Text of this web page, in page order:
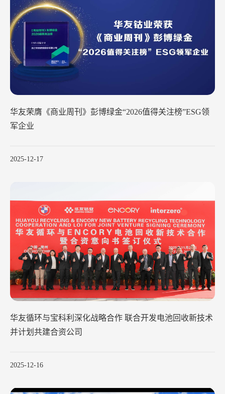
华友荣膺《商业周刊》彭博绿金“2026值得关注榜”ESG领
军企业
2025-12-17
华友循环与宝科利深化战略合作 联合开发电池回收新技术
并计划共建合资公司
2025-12-16